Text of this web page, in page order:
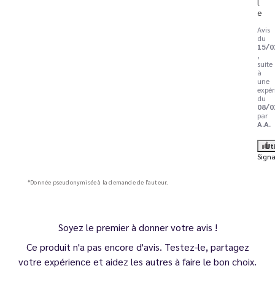
e
Avis
du
15/
,
suite
à
une
du
08/
par
A.A.
*Donnée pseudonymisée à la demande de l'auteur.
Soyez le premier à donner votre avis !
Ce produit n'a pas encore d'avis. Testez-le, partagez
votre expérience et aidez les autres à faire le bon choix.